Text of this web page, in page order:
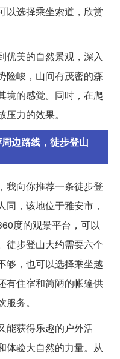
以选择乘坐索道，欣赏
优美的自然景观，深入
险峻，山间有茂密的森
境的感觉。同时，在爬
力的效果。
边路线，徒步登山
我向你推荐一条徒步登
，该地位于雅安市，
度的观景平台，可以
徒步登山大约需要六个
够，也可以选择乘坐越
有住宿和简陋的帐篷供
务。
能获得乐趣的户外活
体验大自然的力量。从